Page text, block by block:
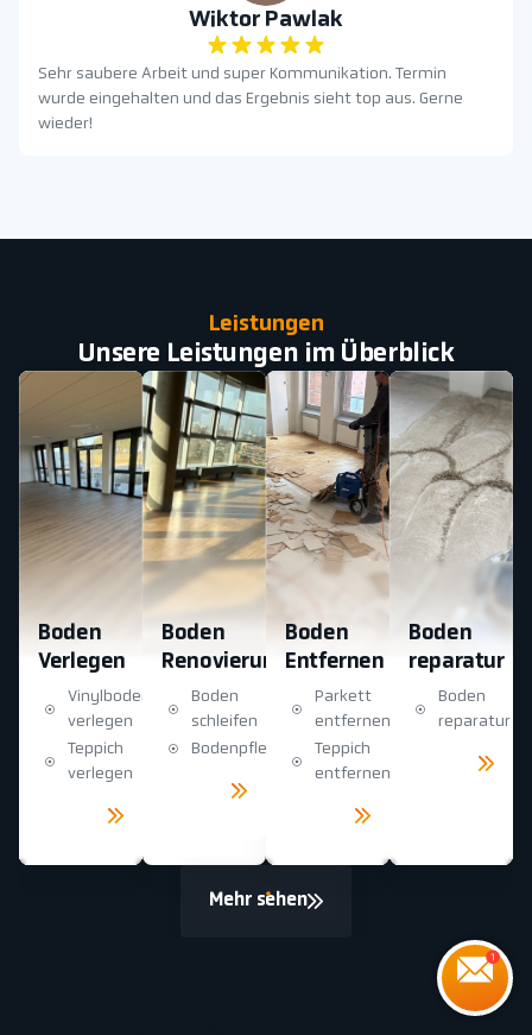
Wiktor Pawlak
Sehr saubere Arbeit und super Kommunikation. Termin
wurde eingehalten und das Ergebnis sieht top aus. Gerne
wieder!
Leistungen
Unsere Leistungen im Überblick
Boden
Verlegen
Vinylboden
verlegen
Teppich
verlegen
Boden
Renovierung
Boden
schleifen
Bodenpflege
Boden
Entfernen
Parkett
entfernen
Teppich
entfernen
Boden
reparatur
Boden
reparatur
Mehr sehen